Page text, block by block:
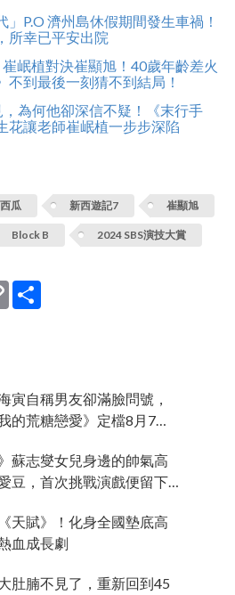
」P.O 濟州島休假期間發生車禍！
所幸已平安出院
岷植對決崔顯旭！40歲年齡差火
不到最後一刻猜不到結局！
為何他卻深信不疑！《末行手
花讓老師崔岷植一步步深陷
瓜 新西遊記7 崔顯旭
Block B 2024 SBS演技大賞
Copy
Link
寅自稱男友卻滿臉問號，
的荒糖戀愛》定檔8月7
蘇志燮女兒身邊的帥氣高
豆，首次挑戰演戲便留下
天賦》！化身全國墊底高
血成長劇
肚腩不見了，重新回到45